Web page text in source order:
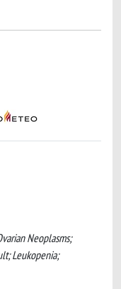
Neoplasms;
Leukopenia;